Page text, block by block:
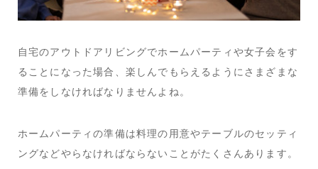
自宅のアウトドアリビングでホームパーティや女子会をす
ることになった場合、楽しんでもらえるようにさまざまな
準備をしなければなりませんよね。
ホームパーティの準備は料理の用意やテーブルのセッティ
ングなどやらなければならないことがたくさんあります。